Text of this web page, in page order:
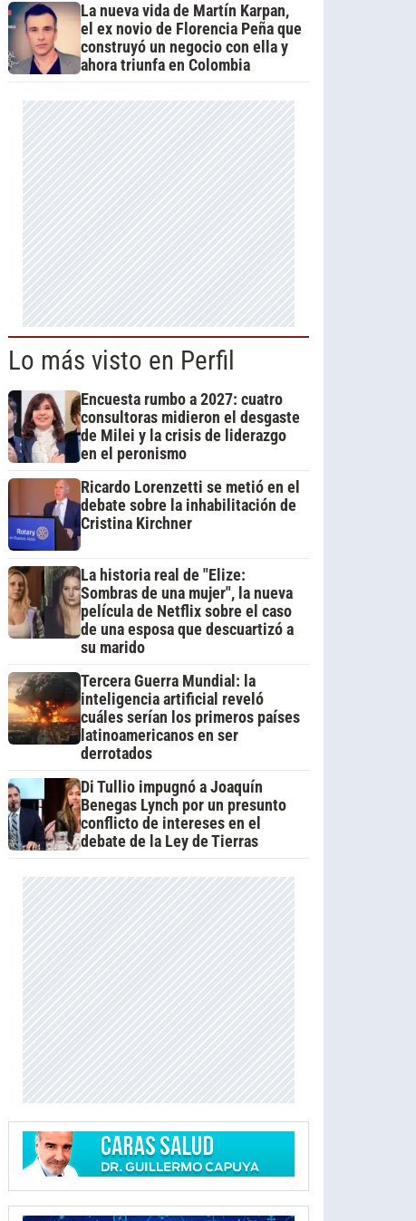
La nueva vida de Martín Karpan,
el ex novio de Florencia Peña que
construyó un negocio con ella y
ahora triunfa en Colombia
Lo más visto en Perfil
Encuesta rumbo a 2027: cuatro
consultoras midieron el desgaste
de Milei y la crisis de liderazgo
en el peronismo
Ricardo Lorenzetti se metió en el
debate sobre la inhabilitación de
Cristina Kirchner
La historia real de "Elize:
Sombras de una mujer", la nueva
película de Netflix sobre el caso
de una esposa que descuartizó a
su marido
Tercera Guerra Mundial: la
inteligencia artificial reveló
cuáles serían los primeros países
latinoamericanos en ser
derrotados
Di Tullio impugnó a Joaquín
Benegas Lynch por un presunto
conflicto de intereses en el
debate de la Ley de Tierras